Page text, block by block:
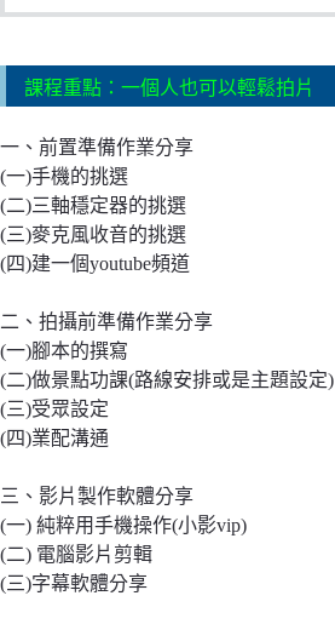
課程重點：一個人也可以輕鬆拍片
一、前置準備作業分享
(一)手機的挑選
(二)三軸穩定器的挑選
(三)麥克風收音的挑選
(四)建一個youtube頻道
二、拍攝前準備作業分享
(一)腳本的撰寫
(二)做景點功課(路線安排或是主題設定)
(三)受眾設定
(四)業配溝通
三、影片製作軟體分享
(一) 純粹用手機操作(小影vip)
(二) 電腦影片剪輯
(三)字幕軟體分享